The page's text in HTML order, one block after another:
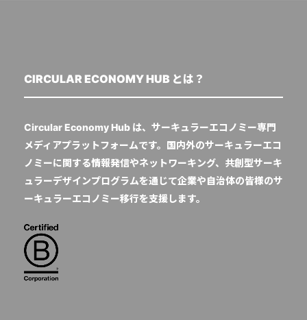
CIRCULAR ECONOMY HUB とは？
Circular Economy Hub は、サーキュラーエコノミー専門
メディアプラットフォームです。国内外のサーキュラーエコ
ノミーに関する情報発信やネットワーキング、共創型サーキ
ュラーデザインプログラムを通じて企業や自治体の皆様のサ
ーキュラーエコノミー移行を支援します。